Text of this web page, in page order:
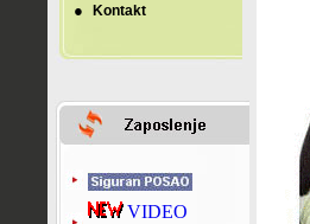
● Kontakt
VIDEO